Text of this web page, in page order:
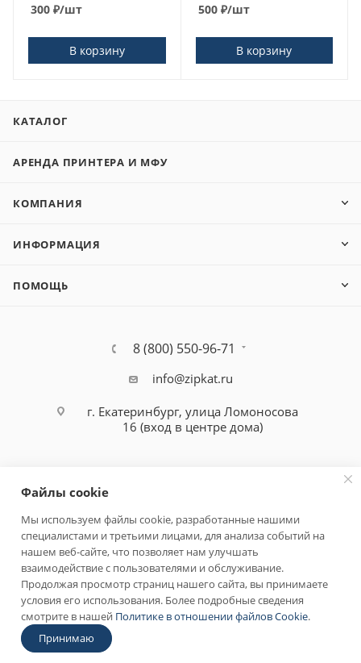
300 ₽/шт
В корзину
500₽/шт
В корзину
КАТАЛОГ
АРЕНДА ПРИНТЕРА И МФУ
КОМПАНИЯ
ИНФОРМАЦИЯ
ПОМОЩЬ
8 (800) 550-96-71
info@zipkat.ru
г. Екатеринбург, улица Ломоносова
16 (вход в центре дома)
Политика конфиденциальности
Файлы cookie
Мы используем файлы cookie, разработанные нашими
специалистами и третьими лицами, для анализа событий на
нашем веб-сайте, что позволяет нам улучшать
взаимодействие с пользователями и обслуживание.
Продолжая просмотр страниц нашего сайта, вы принимаете
условия его использования. Более подробные сведения
смотрите в нашей Политике в отношении файлов Cookie.
Принимаю